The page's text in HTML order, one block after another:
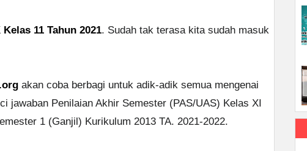
11 Tahun 2021. Sudah tak terasa kita sudah masuk
akan coba berbagi untuk adik-adik semua mengenai
jawaban Penilaian Akhir Semester (PAS/UAS) Kelas XI
1 (Ganjil) Kurikulum 2013 TA. 2021-2022.